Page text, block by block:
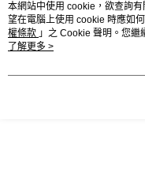
本網站中使用 cookie，欲查詢
望在電腦上使用 cookie 時應如
權條款 」之 Cookie 聲明。您繼
用條款之 Cookie 聲明使用
了解更多 >